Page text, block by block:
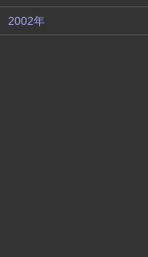
2002年